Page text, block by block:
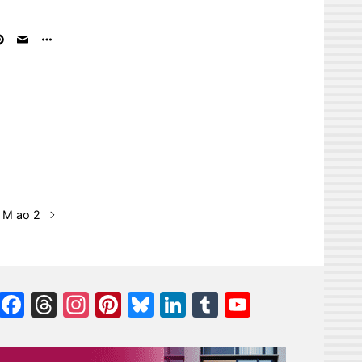
ao 2
Facebook
Threads
Instagram
Pinterest
Bluesky
LinkedIn
Tumblr